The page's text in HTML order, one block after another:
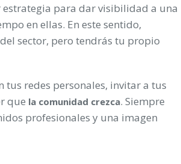
para dar visibilidad a una
en ellas. En este sentido,
sector, pero tendrás tu propio
tus redes personales, invitar a tus
que la comunidad crezca. Siempre
profesionales y una imagen